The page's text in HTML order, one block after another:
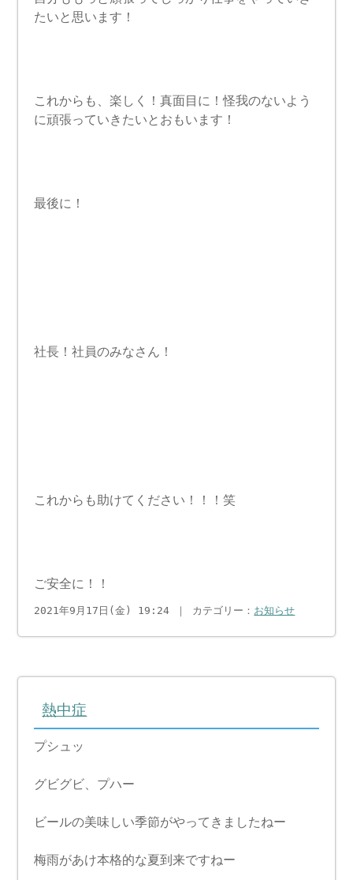
たいと思います！
これからも、楽しく！真面目に！怪我のないよう
に頑張っていきたいとおもいます！
最後に！
社長！社員のみなさん！
これからも助けてください！！！笑
ご安全に！！
2021年9月17日(金) 19:24 ｜ カテゴリー： お知らせ
熱中症
プシュッ
グビグビ、プハー
ビールの美味しい季節がやってきましたねー
梅雨があけ本格的な夏到来ですねー